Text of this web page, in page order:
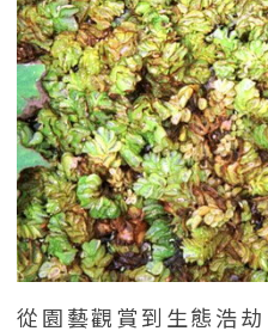
從園藝觀賞到生態浩